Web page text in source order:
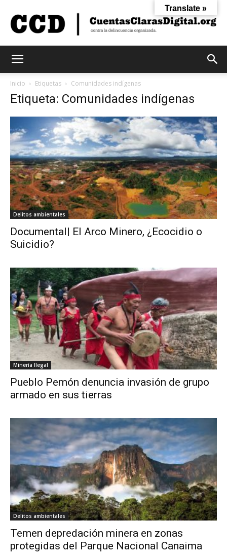
Digital
Inicio Etiquetas Comunidades indígenas
Etiqueta: Comunidades indígenas
Delitos ambientales
Documental| El Arco Minero, ¿Ecocidio o
Suicidio?
Minería Ilegal
Pueblo Pemón denuncia invasión de grupo
armado en sus tierras
Delitos ambientales
Temen depredación minera en zonas
protegidas del Parque Nacional Canaima
Translate »